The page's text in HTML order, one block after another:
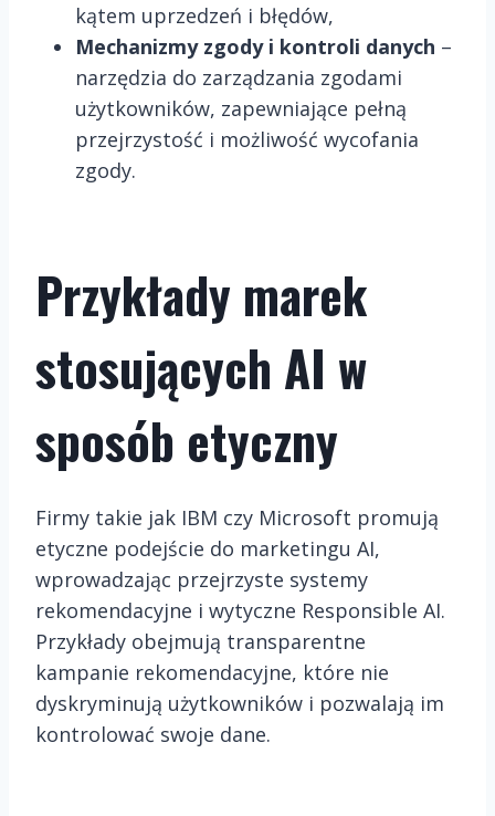
kątem uprzedzeń i błędów,
Mechanizmy zgody i kontroli danych –
narzędzia do zarządzania zgodami
użytkowników, zapewniające pełną
przejrzystość i możliwość wycofania
zgody.
Przykłady marek
stosujących AI w
sposób etyczny
Firmy takie jak IBM czy Microsoft promują
etyczne podejście do marketingu AI,
wprowadzając przejrzyste systemy
rekomendacyjne i wytyczne Responsible AI.
Przykłady obejmują transparentne
kampanie rekomendacyjne, które nie
dyskryminują użytkowników i pozwalają im
kontrolować swoje dane.